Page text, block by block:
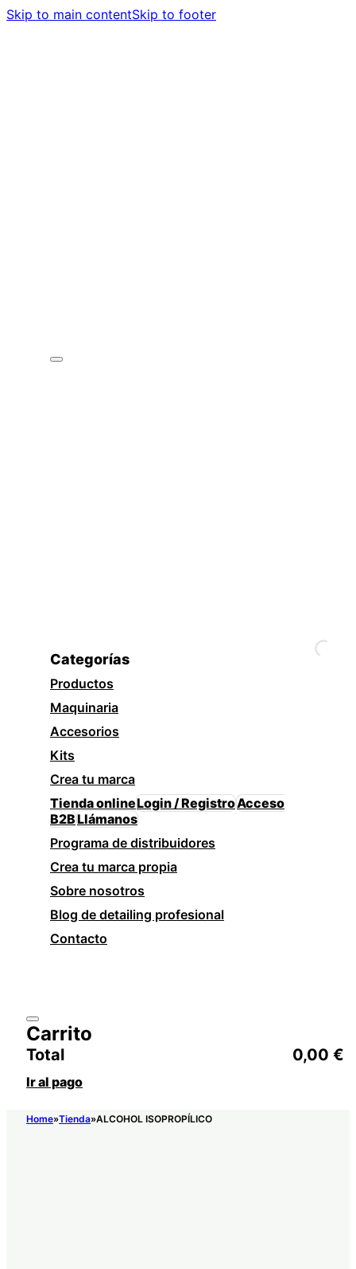
Skip to main contentSkip to footer
Categorías
Productos
Maquinaria
Accesorios
Kits
Crea tu marca
Tienda onlineLogin / RegistroAcceso
B2BLlámanos
Programa de distribuidores
Crea tu marca propia
Sobre nosotros
Blog de detailing profesional
Contacto
Carrito
Total 0,00 €
Ir al pago
Home Tienda ALCOHOL ISOPROPÍLICO